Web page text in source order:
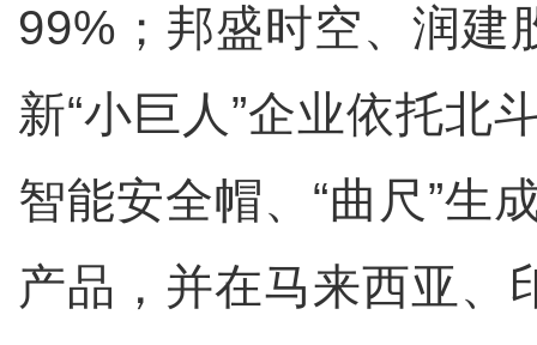
99%；邦盛时空、润建
新“小巨人”企业依托北
智能安全帽、“曲尺”生
产品，并在马来西亚、